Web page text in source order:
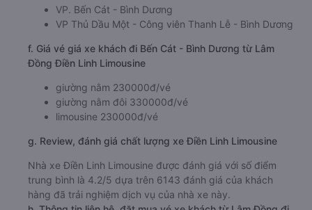
VP. Bến Cát - Bình Dương
VP Thủ Dầu Một - Công viên Thanh Lễ - Bình Dương
f. Giá vé giá xe khách đi Bến Cát - Bình Dương từ Lâm
Đồng Điền Linh Limousine
giường nằm 230000đ/vé
giường nằm đôi 330000đ/vé
limousine 230000đ/vé
g. Review, đánh giá chất lượng xe Điền Linh Limousine
Nhà xe Điền Linh Limousine được đánh giá với số điểm
trung bình là 4.2/5 dựa trên 6143 đánh giá của khách
hàng đã trải nghiệm dịch vụ của nhà xe này.